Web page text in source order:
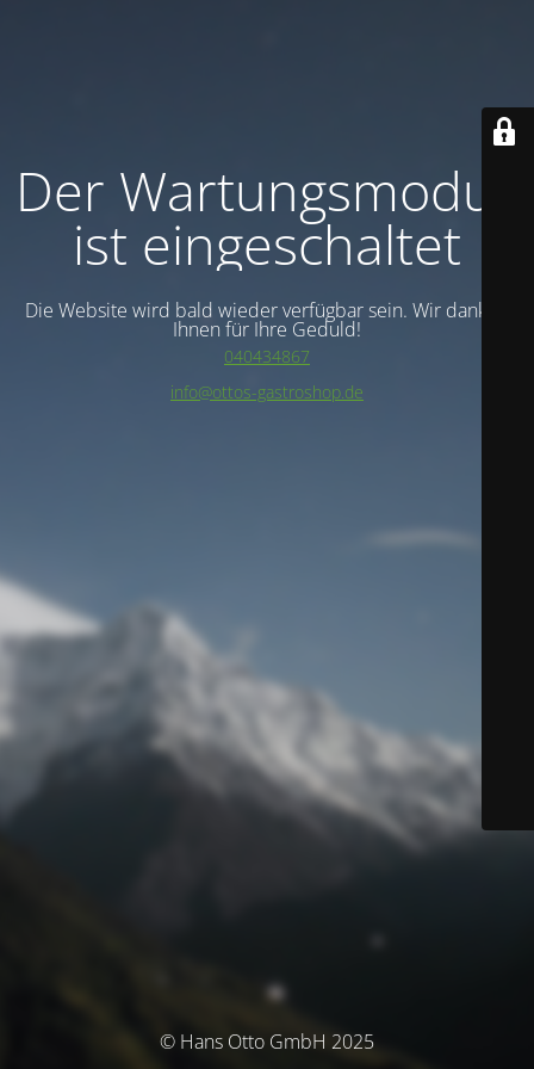
Der Wartungsmodus
ist eingeschaltet
Die Website wird bald wieder verfügbar sein. Wir danken
Ihnen für Ihre Geduld!
040434867
info@ottos-gastroshop.de
© Hans Otto GmbH 2025